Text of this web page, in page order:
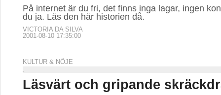
På internet är du fri, det finns inga lagar, ingen
du ja. Läs den här historien då.
VICTORIA DA SILVA
2001-08-10 17:35:00
KULTUR & NÖJE
Läsvärt och gripande